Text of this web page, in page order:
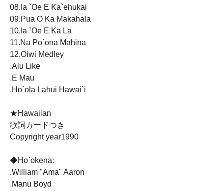
08.Ia `Oe E Ka`ehukai
09.Pua O Ka Makahala
10.Ia `Oe E Ka La
11.Na Po`ona Mahina
12.Oiwi Medley
.Alu Like
.E Mau
.Ho`ola Lahui Hawai`i
★Hawaiian
歌詞カードつき
Copyright year1990
◆Ho`okena:
.William "Ama" Aaron
.Manu Boyd